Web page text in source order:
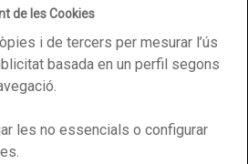
de les Cookies
i de tercers per mesurar l’ús
basada en un perfil segons
les no essencials o configurar